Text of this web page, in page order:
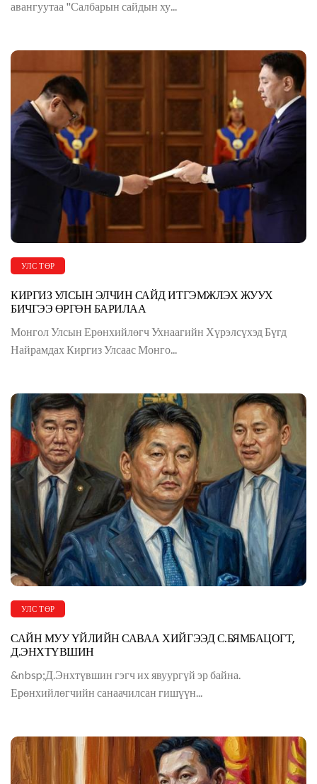
авангуутаа "Салбарын сайдын ху...
УЛС ТӨР
КИРГИЗ УЛСЫН ЭЛЧИН САЙД ИТГЭМЖЛЭХ ЖУУХ
БИЧГЭЭ ӨРГӨН БАРИЛАА
Монгол Улсын Ерөнхийлөгч Ухнаагийн Хүрэлсүхэд Бүгд
Найрамдах Киргиз Улсаас Монго...
УЛС ТӨР
САЙН МУУ ҮЙЛИЙН САВАА ХИЙГЭЭД С.БЯМБАЦОГТ,
Д.ЭНХТҮВШИН
&nbsp;Д.Энхтүвшин гэгч их явуургүй эр байна.
Ерөнхийлөгчийн санаачилсан гишүүн...